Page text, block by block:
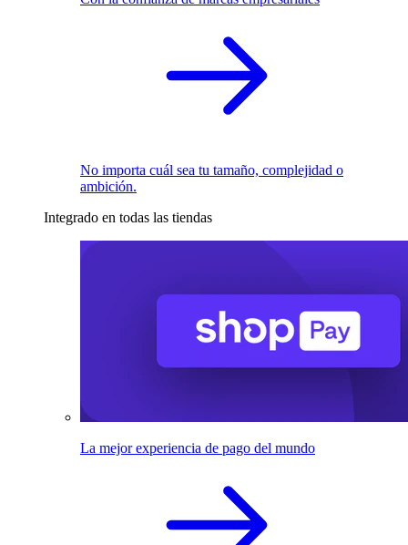
No importa cuál sea tu tamaño, complejidad o
ambición.
Integrado en todas las tiendas
La mejor experiencia de pago del mundo